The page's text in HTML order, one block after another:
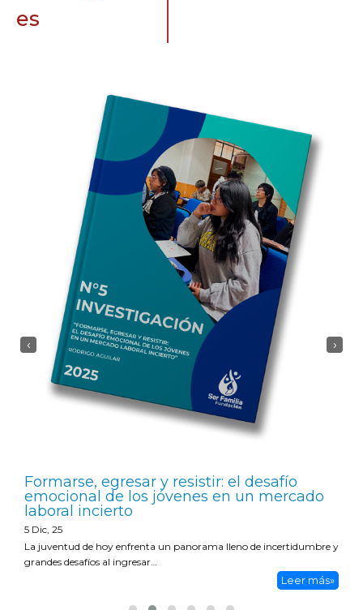
es
Formarse, egresar y resistir: el desafío
emocional de los jóvenes en un mercado
laboral incierto
5 Dic, 25
La juventud de hoy enfrenta un panorama lleno de incertidumbre y
grandes desafíos al ingresar…
Leer más»
‹ ›